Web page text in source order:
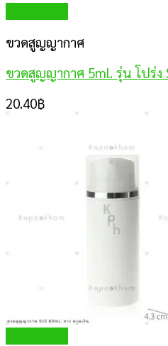
ขวดสูญญากาศ
ขวดสูญญากาศ 5ml. รุ่น โปร่ง
20.40฿